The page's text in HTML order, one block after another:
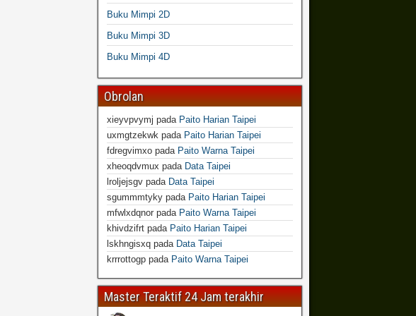
Buku Mimpi 2D
Buku Mimpi 3D
Buku Mimpi 4D
Obrolan
xieyvpvymj pada Paito Harian Taipei
uxmgtzekwkpada Paito Harian Taipei
fdregvimxopada Paito Warna Taipei
xheoqdvmux pada Data Taipei
lroljejsgvpada Data Taipei
sgummmtykypada Paito Harian Taipei
mfwlxdqnorpada Paito Warna Taipei
khivdzifrtpada Paito Harian Taipei
lskhngisxqpada Data Taipei
krrrottogppada Paito Warna Taipei
Master Teraktif 24 Jam terakhir